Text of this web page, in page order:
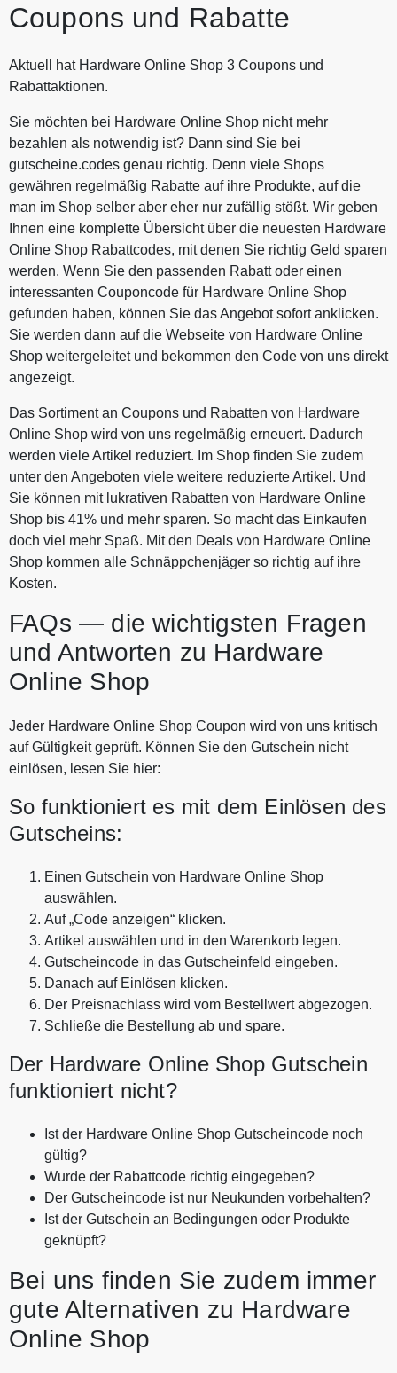
Coupons und Rabatte
Aktuell hat Hardware Online Shop 3 Coupons und
Rabattaktionen.
Sie möchten bei Hardware Online Shop nicht mehr
bezahlen als notwendig ist? Dann sind Sie bei
gutscheine.codes genau richtig. Denn viele Shops
gewähren regelmäßig Rabatte auf ihre Produkte, auf die
man im Shop selber aber eher nur zufällig stößt. Wir geben
Ihnen eine komplette Übersicht über die neuesten Hardware
Online Shop Rabattcodes, mit denen Sie richtig Geld sparen
werden. Wenn Sie den passenden Rabatt oder einen
interessanten Couponcode für Hardware Online Shop
gefunden haben, können Sie das Angebot sofort anklicken.
Sie werden dann auf die Webseite von Hardware Online
Shop weitergeleitet und bekommen den Code von uns direkt
angezeigt.
Das Sortiment an Coupons und Rabatten von Hardware
Online Shop wird von uns regelmäßig erneuert. Dadurch
werden viele Artikel reduziert. Im Shop finden Sie zudem
unter den Angeboten viele weitere reduzierte Artikel. Und
Sie können mit lukrativen Rabatten von Hardware Online
Shop bis 41% und mehr sparen. So macht das Einkaufen
doch viel mehr Spaß. Mit den Deals von Hardware Online
Shop kommen alle Schnäppchenjäger so richtig auf ihre
Kosten.
FAQs — die wichtigsten Fragen
und Antworten zu Hardware
Online Shop
Jeder Hardware Online Shop Coupon wird von uns kritisch
auf Gültigkeit geprüft. Können Sie den Gutschein nicht
einlösen, lesen Sie hier:
So funktioniert es mit dem Einlösen des
Gutscheins:
Einen Gutschein von Hardware Online Shop
auswählen.
Auf „Code anzeigen“ klicken.
Artikel auswählen und in den Warenkorb legen.
Gutscheincode in das Gutscheinfeld eingeben.
Danach auf Einlösen klicken.
Der Preisnachlass wird vom Bestellwert abgezogen.
Schließe die Bestellung ab und spare.
Der Hardware Online Shop Gutschein
funktioniert nicht?
Ist der Hardware Online Shop Gutscheincode noch
gültig?
Wurde der Rabattcode richtig eingegeben?
Der Gutscheincode ist nur Neukunden vorbehalten?
Ist der Gutschein an Bedingungen oder Produkte
geknüpft?
Bei uns finden Sie zudem immer
gute Alternativen zu Hardware
Online Shop